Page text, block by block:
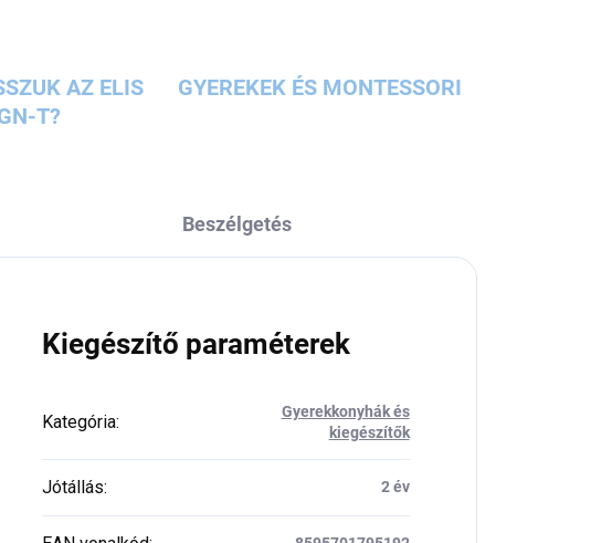
AZ ELIS
T?
GYEREKEK ÉS MONTESSORI
Beszélgetés
Kiegészítő paraméterek
Kategória:
Gyerekkonyhák és
kiegészítők
Jótállás: 2 év